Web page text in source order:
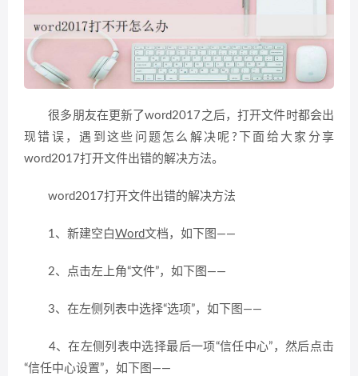
很多朋友在更新了word2017之后，打开文件时都会出
现错误，遇到这些问题怎么解决呢?下面给大家分享
word2017打开文件出错的解决方法。
word2017打开文件出错的解决方法
1、新建空白 Word文档，如下图——
2、点击左上角“文件”，如下图——
3、在左侧列表中选择“选项”，如下图——
4、在左侧列表中选择最后一项“信任中心”，然后点击
“信任中心设置”，如下图——